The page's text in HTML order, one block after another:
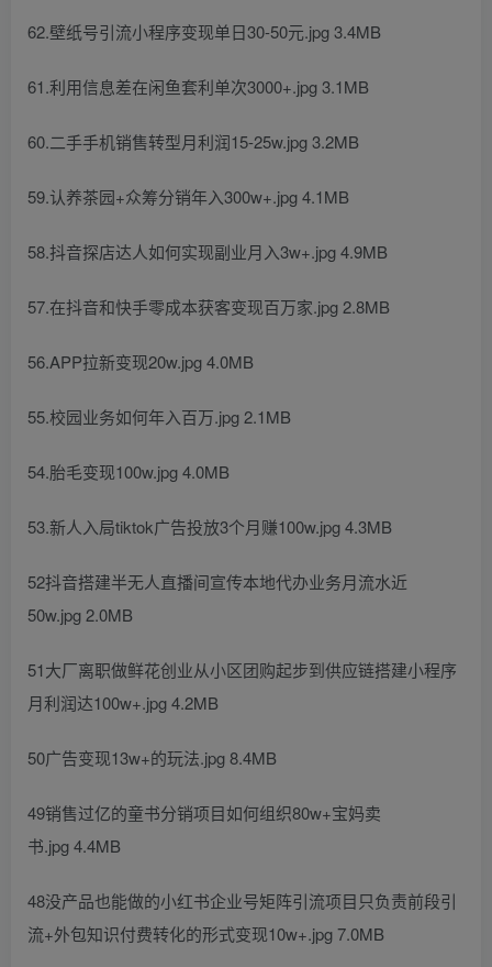
62.壁纸号引流小程序变现单日30-50元.jpg 3.4MB
61.利用信息差在闲鱼套利单次3000+.jpg 3.1MB
60.二手手机销售转型月利润15-25w.jpg 3.2MB
59.认养茶园+众筹分销年入300w+.jpg 4.1MB
58.抖音探店达人如何实现副业月入3w+.jpg 4.9MB
57.在抖音和快手零成本获客变现百万家.jpg 2.8MB
56.APP拉新变现20w.jpg 4.0MB
55.校园业务如何年入百万.jpg 2.1MB
54.胎毛变现100w.jpg 4.0MB
53.新人入局tiktok广告投放3个月赚100w.jpg 4.3MB
52抖音搭建半无人直播间宣传本地代办业务月流水近
50w.jpg 2.0MB
51大厂离职做鲜花创业从小区团购起步到供应链搭建小程序
月利润达100w+.jpg 4.2MB
50广告变现13w+的玩法.jpg 8.4MB
49销售过亿的童书分销项目如何组织80w+宝妈卖
书.jpg 4.4MB
48没产品也能做的小红书企业号矩阵引流项目只负责前段引
流+外包知识付费转化的形式变现10w+.jpg 7.0MB